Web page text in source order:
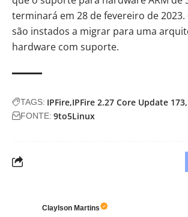
terminará em 28 de fevereiro de 2023.
são instados a migrar para uma
hardware com suporte.
TAGS: IPFire IPFire 2.27 Core Update 173
FONTE: 9to5Linux
Claylson Martins